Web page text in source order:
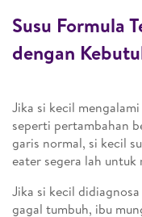
Susu Formula
dengan
Jika si kecil
seperti pertambahan
garis normal, si kecil
eater segera lah
Jika si kecil
gagal tumbuh, ibu